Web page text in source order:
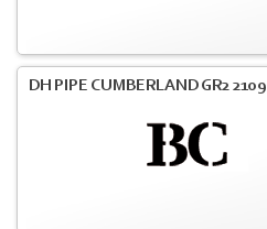
DH PIPE CUMBERLAND GR2 2109